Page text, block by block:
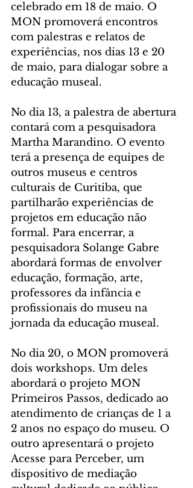
celebrado em 18 de maio. O
MON promoverá encontros
com palestras e relatos de
experiências, nos dias 13 e 20
de maio, para dialogar sobre a
educação museal.
No dia 13, a palestra de abertura
contará com a pesquisadora
Martha Marandino. O evento
terá a presença de equipes de
outros museus e centros
culturais de Curitiba, que
partilharão experiências de
projetos em educação não
formal. Para encerrar, a
pesquisadora Solange Gabre
abordará formas de envolver
educação, formação, arte,
professores da infância e
profissionais do museu na
jornada da educação museal.
No dia 20, o MON promoverá
dois workshops. Um deles
abordará o projeto MON
Primeiros Passos, dedicado ao
atendimento de crianças de 1 a
2 anos no espaço do museu. O
outro apresentará o projeto
Acesse para Perceber, um
dispositivo de mediação